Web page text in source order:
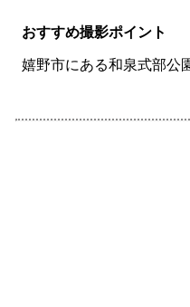
おすすめ撮影ポイント
嬉野市にある和泉式部公